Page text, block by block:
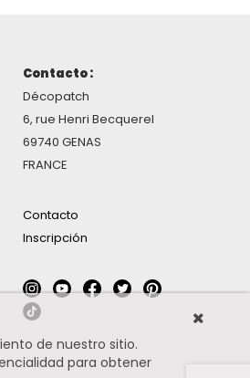
Contacto :
Décopatch
6, rue Henri Becquerel
69740 GENAS
FRANCE
Contacto
Inscripción
de nuestro sitio.
para obtener